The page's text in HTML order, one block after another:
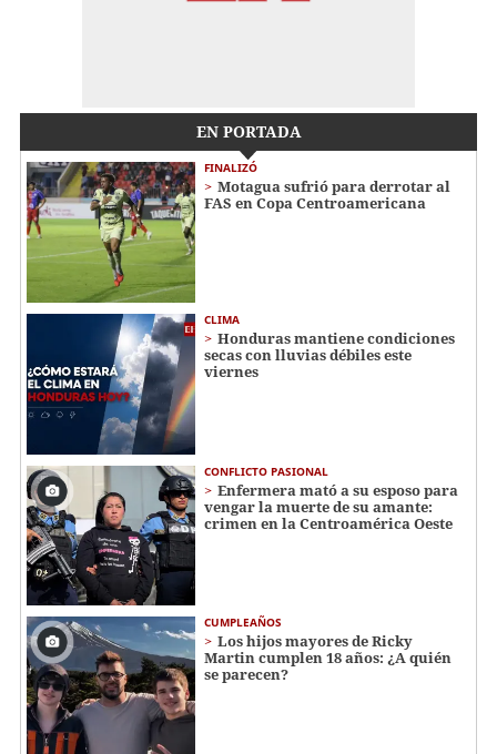
EN PORTADA
FINALIZÓ
Motagua sufrió para derrotar al
FAS en Copa Centroamericana
CLIMA
Honduras mantiene condiciones
secas con lluvias débiles este
viernes
CONFLICTO PASIONAL
Enfermera mató a su esposo para
vengar la muerte de su amante:
crimen en la Centroamérica Oeste
CUMPLEAÑOS
Los hijos mayores de Ricky
Martin cumplen 18 años: ¿A quién
se parecen?